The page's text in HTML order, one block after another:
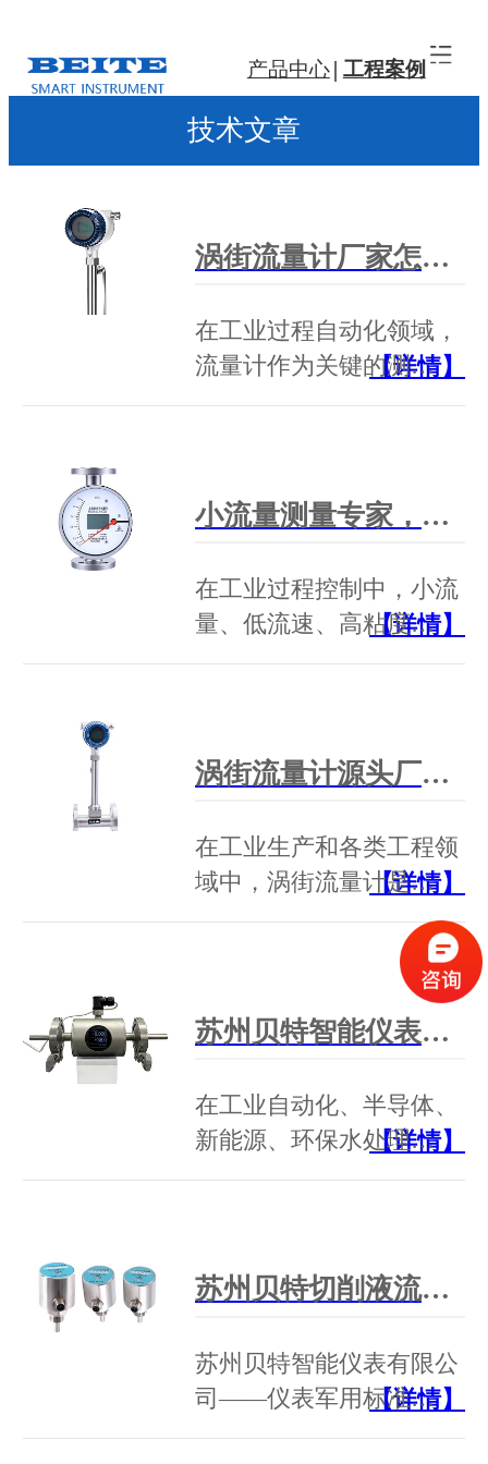
产品中心 工程案例
技术文章
涡街流量计厂家怎么选？ISO 9001认证是底线，苏州贝特用全流程品控作答
在工业过程自动化领域，
流量计作为关键的测…
【详情】
小流量测量专家，硬核品质之选：苏州贝特BTLZ系列金属管转子流量计
在工业过程控制中，小流
量、低流速、高粘度…
【详情】
涡街流量计源头厂家：苏州贝特，德国技术传承，军工标准起草单位
在工业生产和各类工程领
域中，涡街流量计是…
【详情】
苏州贝特智能仪表LD-S系列紧凑型电磁流量计领跑市场——军工品质，行业首选
在工业自动化、半导体、
新能源、环保水处理…
【详情】
苏州贝特切削液流量开关：GJB军工标准如何定义断流保护的“天花板”
苏州贝特智能仪表有限公
司——仪表军用标准…
【详情】